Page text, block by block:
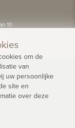
10
om de
van
uw persoonlijke
site en
over deze